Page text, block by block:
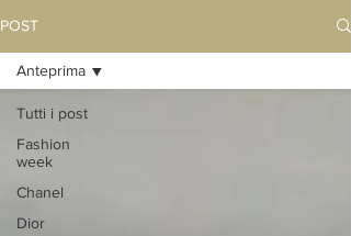
POST
Tutti i post
Fashion
week
Chanel
Dior
Anteprima